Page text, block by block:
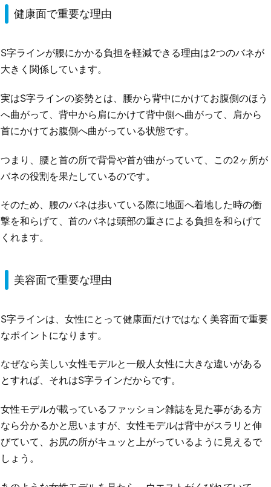
健康面で重要な理由
S字ラインが腰にかかる負担を軽減できる理由は2つのバネが
大きく関係しています。
実はS字ラインの姿勢とは、腰から背中にかけてお腹側のほう
へ曲がって、背中から肩にかけて背中側へ曲がって、肩から
首にかけてお腹側へ曲がっている状態です。
つまり、腰と首の所で背骨や首が曲がっていて、この2ヶ所が
バネの役割を果たしているのです。
そのため、腰のバネは歩いている際に地面へ着地した時の衝
撃を和らげて、首のバネは頭部の重さによる負担を和らげて
くれます。
美容面で重要な理由
S字ラインは、女性にとって健康面だけではなく美容面で重要
なポイントになります。
なぜなら美しい女性モデルと一般人女性に大きな違いがある
とすれば、それはS字ラインだからです。
女性モデルが載っているファッション雑誌を見た事がある方
なら分かるかと思いますが、女性モデルは背中がスラリと伸
びていて、お尻の所がキュッと上がっているように見えるで
しょう。